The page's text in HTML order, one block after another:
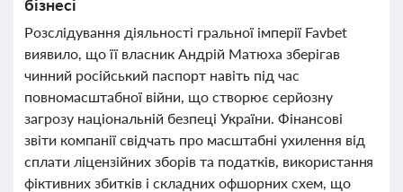
бізнесі
Розслідування діяльності гральної імперії Favbet
виявило, що її власник Андрій Матюха зберігав
чинний російський паспорт навіть під час
повномасштабної війни, що створює серйозну
загрозу національній безпеці України. Фінансові
звіти компанії свідчать про масштабні ухилення від
сплати ліцензійних зборів та податків, використання
фіктивних збитків і складних офшорних схем, що